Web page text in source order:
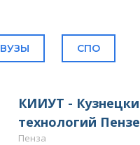
ВУЗЫ СПО
КИИУТ -
технологий
Пенза